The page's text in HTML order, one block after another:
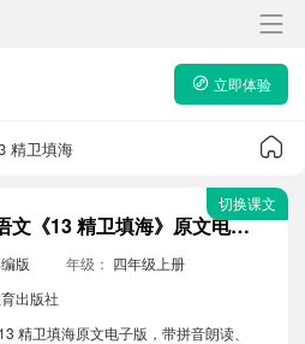
立即体验
精卫填海
四年级上册语文《13 精卫填海》原文电子版带拼音朗读音频
版 年级： 四年级上册
出版社
精卫填海原文电子版，带拼音朗读、
切换课文